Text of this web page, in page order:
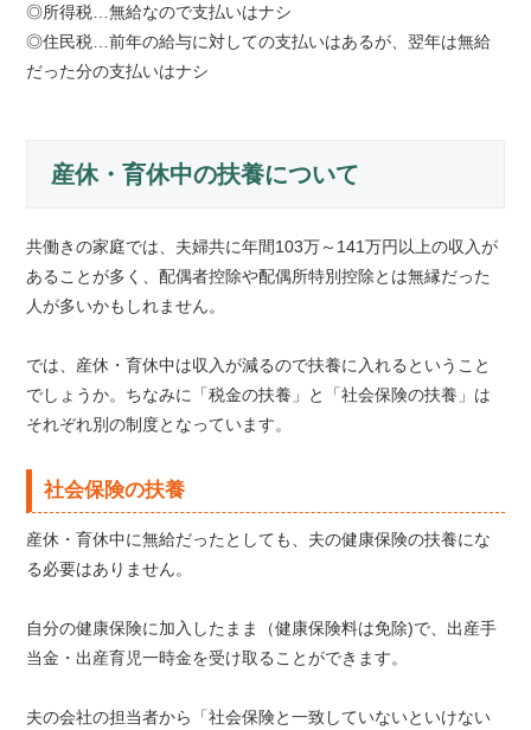
◎所得税…無給なので支払いはナシ
◎住民税…前年の給与に対しての支払いはあるが、翌年は無給
だった分の支払いはナシ
産休・育休中の扶養について
共働きの家庭では、夫婦共に年間103万～141万円以上の収入が
あることが多く、配偶者控除や配偶所特別控除とは無縁だった
人が多いかもしれません。
では、産休・育休中は収入が減るので扶養に入れるということ
でしょうか。ちなみに「税金の扶養」と「社会保険の扶養」は
それぞれ別の制度となっています。
社会保険の扶養
産休・育休中に無給だったとしても、夫の健康保険の扶養にな
る必要はありません。
自分の健康保険に加入したまま（健康保険料は免除)で、出産手
当金・出産育児一時金を受け取ることができます。
夫の会社の担当者から「社会保険と一致していないといけない